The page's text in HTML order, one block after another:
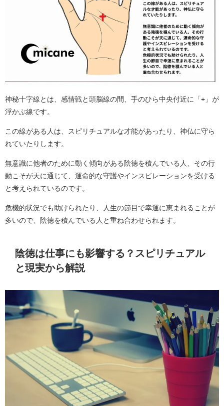
神秘十字線とは、感情戦と頭脳線の間、手のひら中央付近に「+」が
浮かぶ線です。
この線がある人は、スピリチュアルな才能があったり、神仏に守ら
れていたりします。
無意識に他者のために動く傾向がある陰徳を積んでいる人、その行
動こそが天に通じて、運命的な守護やインスピレーションを受ける
と考えられているのです。
危機的状況でも助けられたり、人生の節目で幸運に恵まれることが
多いので、陰徳を積んでいる人と重ね合わせられます。
陰徳は仕事にも影響する？スピリチュアル
と現実から解説